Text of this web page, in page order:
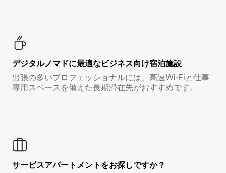
デジタルノマド⁠に最⁠適⁠なビ⁠ジ⁠ネ⁠ス⁠向⁠け宿⁠泊⁠施⁠設
出張の多いプロフェッショナルには、高速Wi-Fiと仕事
専用スペースを備えた長期滞在先がおすすめです。
サービスアパートメントをお探しですか？